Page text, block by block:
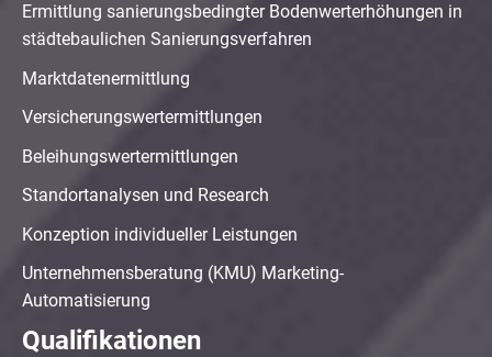
Ermittlung sanierungsbedingter Bodenwerterhöhungen in
städtebaulichen Sanierungsverfahren
Marktdatenermittlung
Versicherungswertermittlungen
Beleihungswertermittlungen
Standortanalysen und Research
Konzeption individueller Leistungen
Unternehmensberatung (KMU) Marketing-
Automatisierung
Qualifikationen